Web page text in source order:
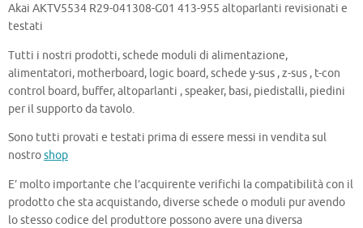
Akai AKTV5534 R29-041308-G01 413-955 altoparlanti revisionati e
testati
Tutti i nostri prodotti, schede moduli di alimentazione,
alimentatori, motherboard, logic board, schede y-sus , z-sus , t-con
control board, buffer, altoparlanti , speaker, basi, piedistalli, piedini
per il supporto da tavolo.
Sono tutti provati e testati prima di essere messi in vendita sul
nostroshop
E’ molto importante che l’acquirente verifichi la compatibilità con il
prodotto che sta acquistando, diverse schede o moduli pur avendo
lo stesso codice del produttore possono avere una diversa